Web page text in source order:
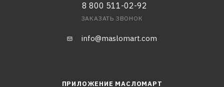
8 800 511-02-92
ЗАКАЗАТЬ ЗВОНОК
info@maslomart.com
ПРИЛОЖЕНИЕ МАСЛОМАРТ